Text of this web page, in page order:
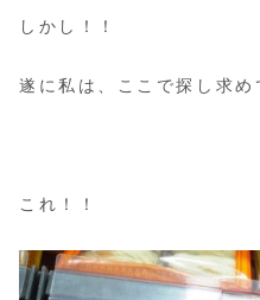
しかし！！
遂に私は、ここで探し求め
これ！！